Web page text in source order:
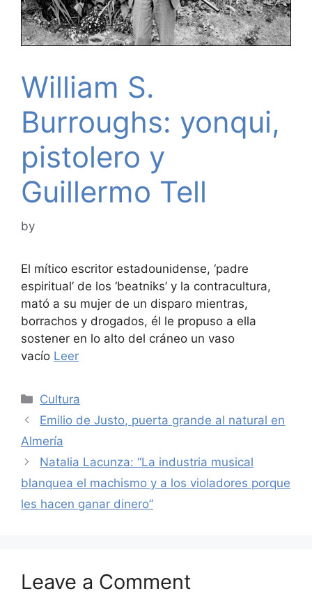
William S.
Burroughs: yonqui,
pistolero y
Guillermo Tell
by
El mítico escritor estadounidense, ‘padre
espiritual’ de los ‘beatniks’ y la contracultura,
mató a su mujer de un disparo mientras,
borrachos y drogados, él le propuso a ella
sostener en lo alto del cráneo un vaso
vacío Leer
Categories
Cultura
Emilio de Justo, puerta grande al natural en
Almería
Natalia Lacunza: “La industria musical
blanquea el machismo y a los violadores porque
les hacen ganar dinero”
Leave a Comment